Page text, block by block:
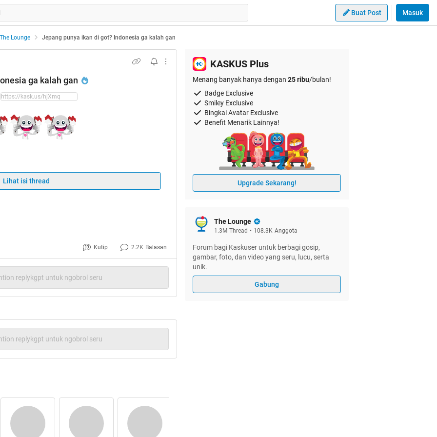
Buat Post Masuk
The Lounge Jepang punya ikan di got? Indonesia ga kalah gan
ga kalah gan
sama jepang gan? kalo jepang
masi cupu gan. indonesia punya
gan :
lebih keren gan, harga ikannya aja bisa
Lihat isi thread
Kutip 2.2K Balasan
replykgpt untuk ngobrol seru
replykgpt untuk ngobrol seru
KASKUS Plus
Menang banyak hanya dengan 25 ribu/bulan!
Badge Exclusive
Smiley Exclusive
Bingkai Avatar Exclusive
Benefit Menarik Lainnya!
Upgrade Sekarang!
The Lounge
1.3M Thread • 108.3K Anggota
Forum bagi Kaskuser untuk berbagi gosip,
gambar, foto, dan video yang seru, lucu, serta
unik.
Gabung